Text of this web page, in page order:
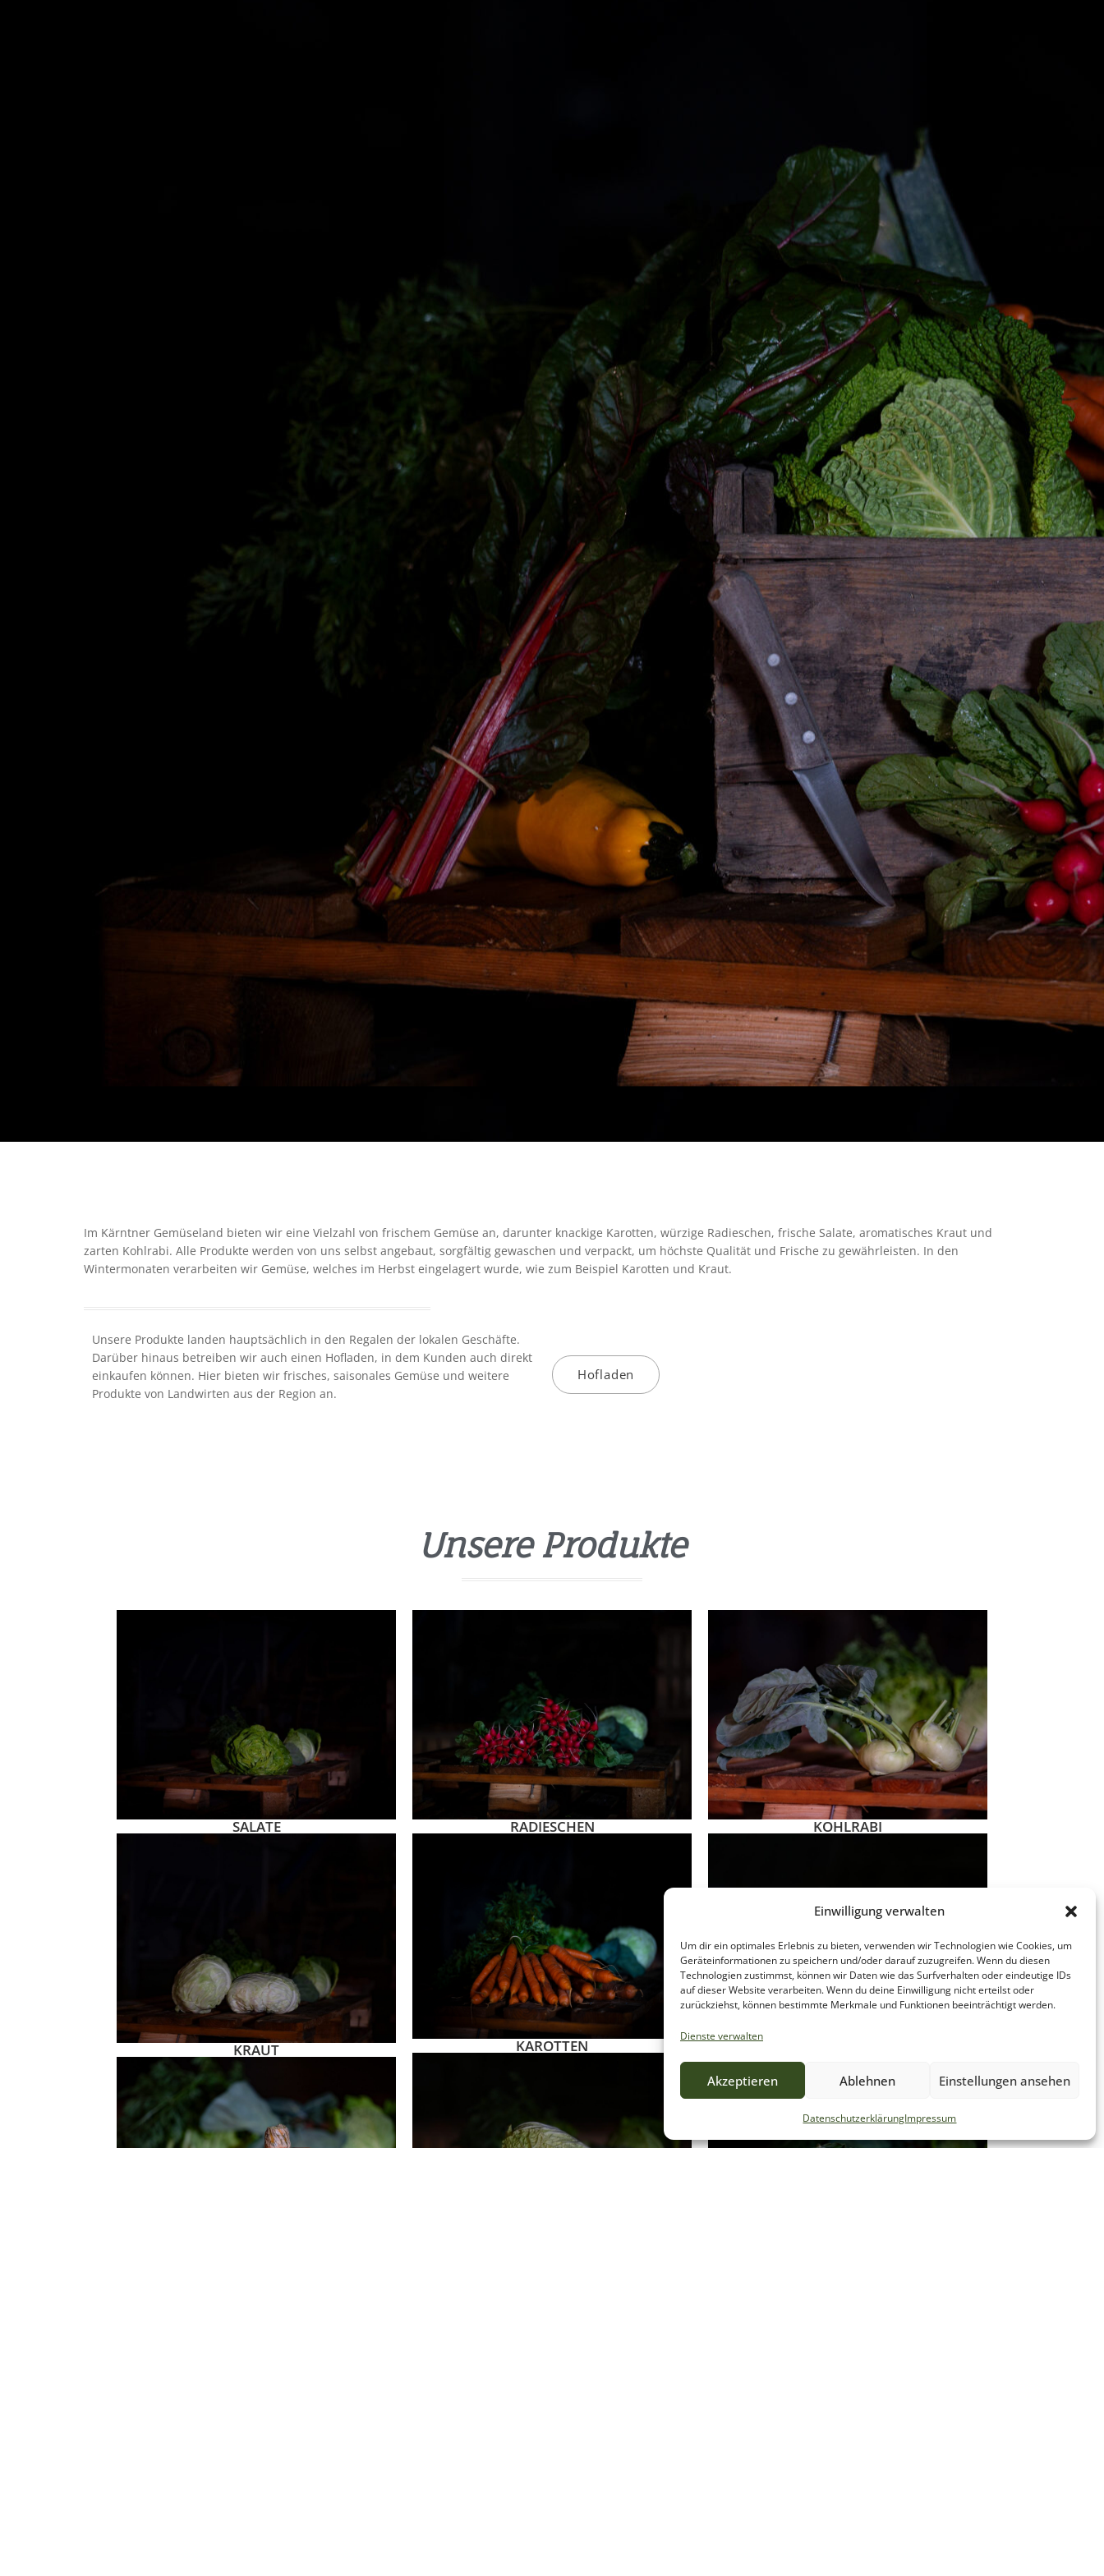
Einwilligung verwalten
Um dir ein optimales Erlebnis zu bieten, verwenden wir Technologien wie Cookies, um
Geräteinformationen zu speichern und/oder darauf zuzugreifen. Wenn du diesen
Technologien zustimmst, können wir Daten wie das Surfverhalten oder eindeutige IDs
auf dieser Website verarbeiten. Wenn du deine Einwilligung nicht erteilst oder
zurückziehst, können bestimmte Merkmale und Funktionen beeinträchtigt werden.
Dienste verwalten
Akzeptieren Ablehnen Einstellungen ansehen
DatenschutzerklärungImpressum
Im Kärntner Gemüseland bieten wir eine Vielzahl von frischem Gemüse an, darunter knackige Karotten, würzige Radieschen, frische Salate, aromatisches Kraut und
zarten Kohlrabi. Alle Produkte werden von uns selbst angebaut, sorgfältig gewaschen und verpackt, um höchste Qualität und Frische zu gewährleisten. In den
Wintermonaten verarbeiten wir Gemüse, welches im Herbst eingelagert wurde, wie zum Beispiel Karotten und Kraut.
Unsere Produkte landen hauptsächlich in den Regalen der lokalen Geschäfte.
Darüber hinaus betreiben wir auch einen Hofladen, in dem Kunden auch direkt
einkaufen können. Hier bieten wir frisches, saisonales Gemüse und weitere
Produkte von Landwirten aus der Region an.
Hofladen
Unsere Produkte
SALATE
KRAUT
RADIESCHEN
KAROTTEN
KOHLRABI